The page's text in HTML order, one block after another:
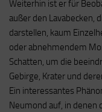
Weiterhin ist er für
außer den Lavabecken,
darstellen, kaum
oder abnehmendem
Schatten, um die
Gebirge, Krater und
Ein interessantes
Neumond auf, in denen